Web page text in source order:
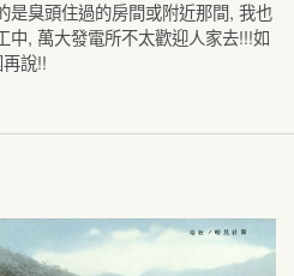
是臭頭住過的房間或附近那間, 我也
中, 萬大發電所不太歡迎人家去!!!如
說!!